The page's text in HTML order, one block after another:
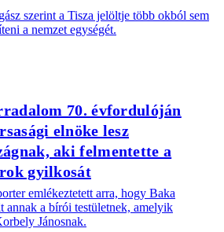
szerint a Tisza jelöltje több okból sem
a nemzet egységét.
70. évfordulóján
elnöke lesz
aki felmentette a
gyilkosát
emlékeztetett arra, hogy Baka
annak a bírói testületnek, amelyik
Jánosnak.